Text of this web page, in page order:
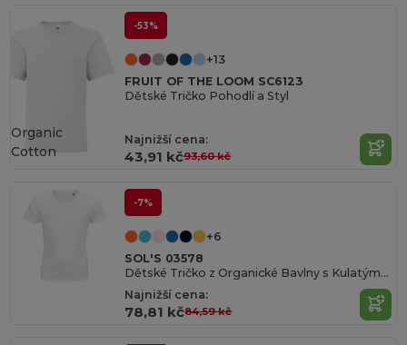
-53%
+13
FRUIT OF THE LOOM SC6123
Dětské Tričko Pohodlí a Styl
Najnižší cena:
43,91 kč93,60 kč
Organic
Cotton
-7%
+6
SOL'S 03578
Dětské Tričko z Organické Bavlny s Kulatým Výstřihem
Najnižší cena:
78,81 kč84,59 kč